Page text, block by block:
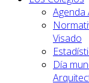
Agenda
Visado
Día